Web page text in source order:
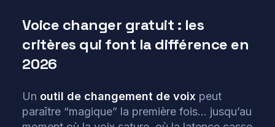
Voice changer gratuit : les
critères qui font la différence en
2026
Un outil de changement de voix peut
paraître “magique” la première fois… jusqu’au